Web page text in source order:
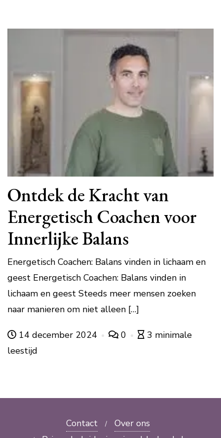
Ontdek de Kracht van
Energetisch Coachen voor
Innerlijke Balans
Energetisch Coachen: Balans vinden in lichaam en
geest Energetisch Coachen: Balans vinden in
lichaam en geest Steeds meer mensen zoeken
naar manieren om niet alleen […]
14 december 2024 0
3 minimale
leestijd
Contact
Over ons